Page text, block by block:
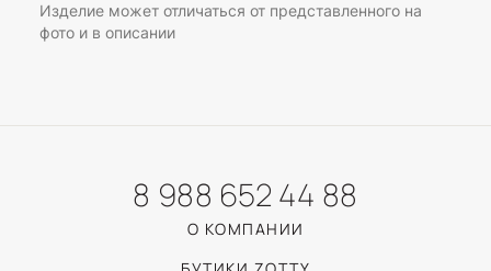
Изделие может отличаться от представленного на
фото и в описании
8 988 652 44 88
О КОМПАНИИ